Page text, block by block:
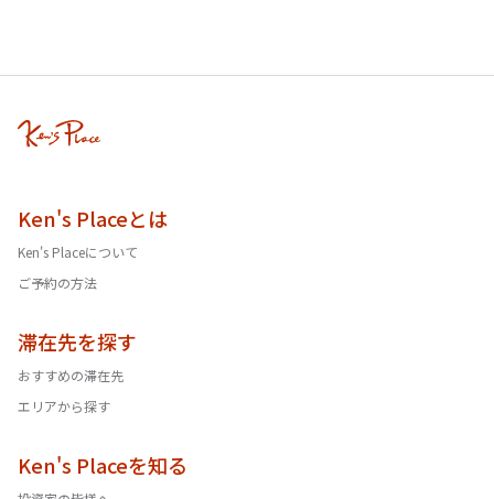
Ken's Placeとは
Ken's Placeについて
ご予約の方法
滞在先を探す
おすすめの滞在先
エリアから探す
Ken's Placeを知る